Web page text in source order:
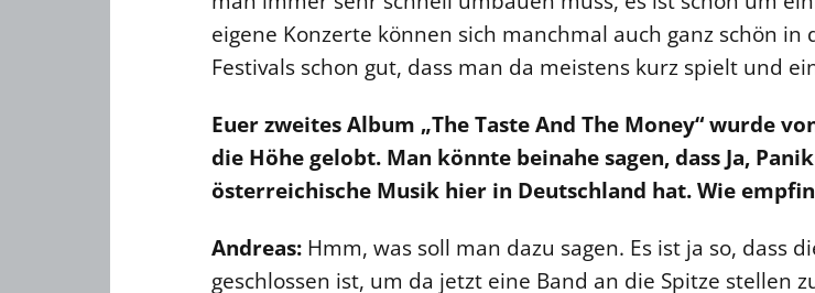
eigene Konzerte können sich manchmal auch ganz schön
Festivals schon gut, dass man da meistens kurz spielt und
Euer zweites Album „The Taste And The Money“ wurde
die Höhe gelobt. Man könnte beinahe sagen, dass Ja,
österreichische Musik hier in Deutschland hat. Wie
Andreas: Hmm, was soll man dazu sagen. Es ist ja so, dass
geschlossen ist, um da jetzt eine Band an die Spitze stellen